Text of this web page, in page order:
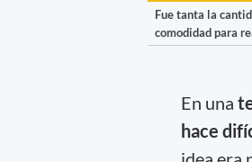
Fue tanta la
comodidad para
En una
hace